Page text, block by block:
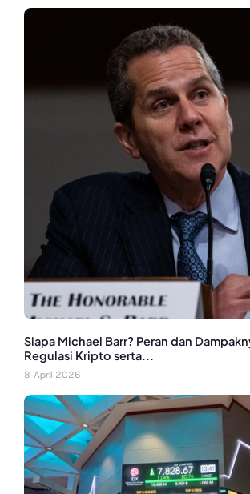
Siapa Michael Barr? Peran dan
Regulasi Kripto serta...
8 April 2026